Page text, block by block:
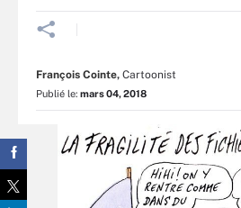
François Cointe, Cartoonist
Publié le: mars 04, 2018